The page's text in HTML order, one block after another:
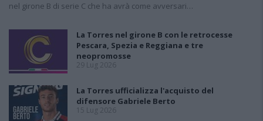
nel girone B di serie C che ha avrà come avversari…
La Torres nel girone B con le retrocesse
Pescara, Spezia e Reggiana e tre
neopromosse
29 Lug 2026
La Torres ufficializza l'acquisto del
difensore Gabriele Berto
15 Lug 2026